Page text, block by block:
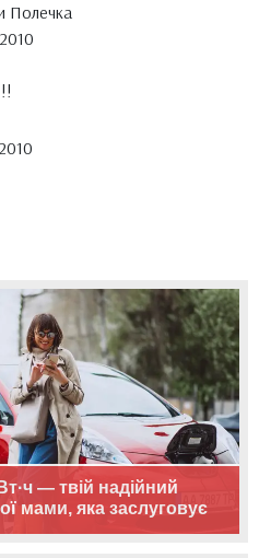
Полечка
— твій надійний
мами, яка заслуговує